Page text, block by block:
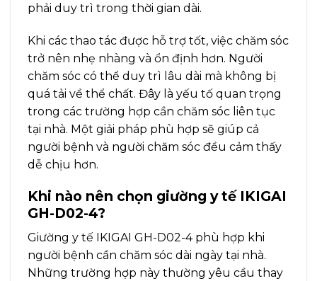
phải duy trì trong thời gian dài.
Khi các thao tác được hỗ trợ tốt, việc chăm sóc
trở nên nhẹ nhàng và ổn định hơn. Người
chăm sóc có thể duy trì lâu dài mà không bị
quá tải về thể chất. Đây là yếu tố quan trọng
trong các trường hợp cần chăm sóc liên tục
tại nhà. Một giải pháp phù hợp sẽ giúp cả
người bệnh và người chăm sóc đều cảm thấy
dễ chịu hơn.
Khi nào nên chọn giường y tế IKIGAI
GH-D02-4?
Giường y tế IKIGAI GH-D02-4 phù hợp khi
người bệnh cần chăm sóc dài ngày tại nhà.
Những trường hợp này thường yêu cầu thay